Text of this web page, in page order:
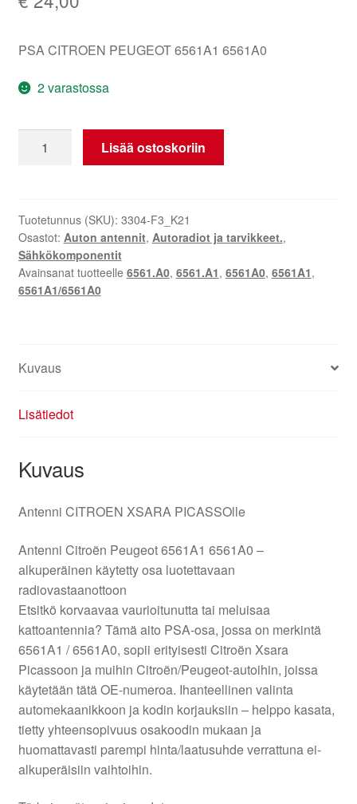
PSA CITROEN PEUGEOT 6561A1 6561A0
2 varastossa
Citroën
6561A0
määrä
Lisää ostoskoriin
Tuotetunnus (SKU): 3304-F3_K21
Osastot: Auton antennit, Autoradiot ja tarvikkeet.,
Sähkökomponentit
Avainsanat tuotteelle 6561.A0, 6561.A1, 6561A0, 6561A1,
6561A1/6561A0
Kuvaus
Lisätiedot
Kuvaus
Antenni CITROEN XSARA PICASSOlle
Antenni Citroën Peugeot 6561A1 6561A0 –
alkuperäinen käytetty osa luotettavaan
radiovastaanottoon
Etsitkö korvaavaa vaurioitunutta tai meluisaa
kattoantennia? Tämä aito PSA-osa, jossa on merkintä
6561A1 / 6561A0, sopii erityisesti Citroën Xsara
Picassoon ja muihin Citroën/Peugeot-autoihin, joissa
käytetään tätä OE-numeroa. Ihanteellinen valinta
automekaanikkoon ja kodin korjauksiin – helppo kasata,
tietty yhteensopivuus osakoodin mukaan ja
huomattavasti parempi hinta/laatusuhde verrattuna ei-
alkuperäisiin vaihtoihin.